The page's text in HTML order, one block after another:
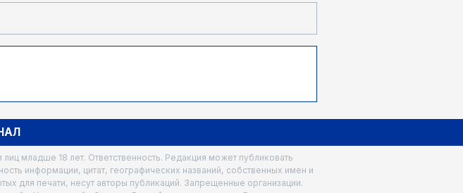
младше 18 лет. Ответственность. Редакция может публиковать
информации, цитат, географических названий, собственных имен и
для печати, несут авторы публикаций. Запрещенные организации.